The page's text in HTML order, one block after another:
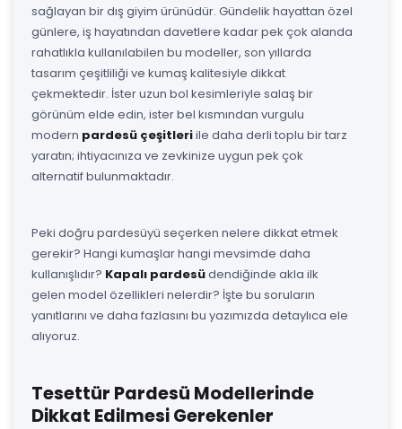
sağlayan bir dış giyim ürünüdür. Gündelik hayattan özel
günlere, iş hayatından davetlere kadar pek çok alanda
rahatlıkla kullanılabilen bu modeller, son yıllarda
tasarım çeşitliliği ve kumaş kalitesiyle dikkat
çekmektedir. İster uzun bol kesimleriyle salaş bir
görünüm elde edin, ister bel kısmından vurgulu
modern pardesü çeşitleriile daha derli toplu bir tarz
yaratın; ihtiyacınıza ve zevkinize uygun pek çok
alternatif bulunmaktadır.
Peki doğru pardesüyü seçerken nelere dikkat etmek
gerekir? Hangi kumaşlar hangi mevsimde daha
kullanışlıdır? Kapalı pardesüdendiğinde akla ilk
gelen model özellikleri nelerdir? İşte bu soruların
yanıtlarını ve daha fazlasını bu yazımızda detaylıca ele
alıyoruz.
Tesettür Pardesü Modellerinde
Dikkat Edilmesi Gerekenler